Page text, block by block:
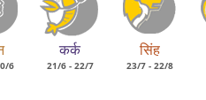
6
कर्क
21/6 - 22/7
सिंह
23/7 - 22/8